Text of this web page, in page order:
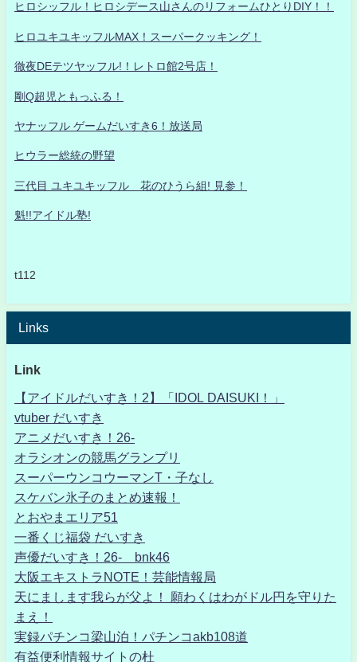
ヒロシッフル！ヒロシデース山さんのリフォームひとりDIY！！
ヒロユキユキッフルMAX！スーパークッキング！
徹夜DEテツヤッフル!！レトロ館2号店！
剛Q超児ともっふる！
ヤナッフル ゲームだいすき6！放送局
ヒウラー総統の野望
三代目 ユキユキッフル 花のひうら組! 見参！
魁!!アイドル塾!
t112
Links
Link
【アイドルだいすき！2】「IDOL DAISUKI！」
vtuber だいすき
アニメだいすき！26-
オラシオンの競馬グランプリ
スーパーウンコウーマンT・子なし
スケバン氷子のまとめ速報！
とおやまエリア51
一番くじ福袋 だいすき
声優だいすき！26- bnk46
大阪エキストラNOTE！芸能情報局
天にまします我らが父よ！ 願わくはわがドル円を守りた
まえ！
実録パチンコ梁山泊！パチンコakb108道
有益便利情報サイトの杜